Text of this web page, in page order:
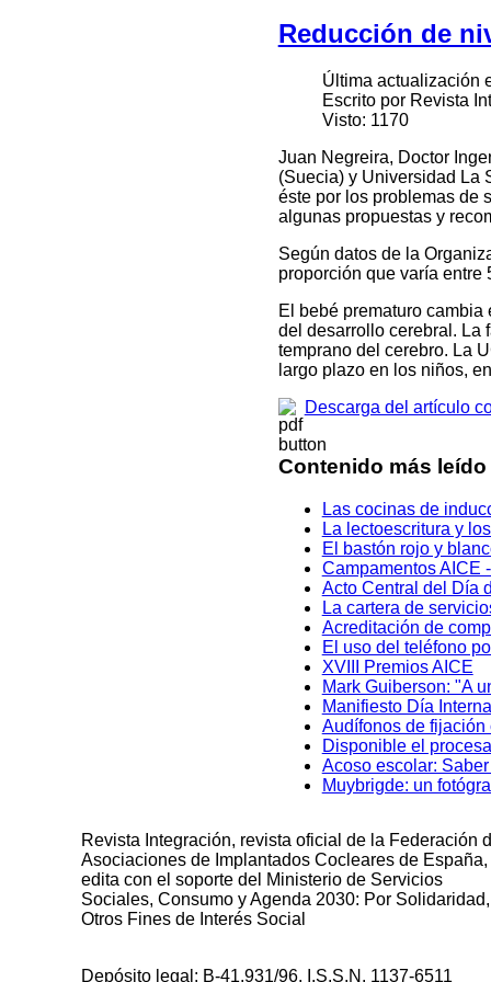
Reducción de
Última actualización
Escrito por Revista
Visto: 1170
Juan Negreira, Doctor
(Suecia) y Universidad La
éste por los problemas de
algunas propuestas y
Según datos de la
proporción que varía entre
El bebé prematuro
del desarrollo cerebral. La
temprano del cerebro. La
largo plazo en los niños,
Descarga del artículo
Contenido más leído
Las cocinas de
La lectoescritura y
El bastón rojo y
Campamentos AICE
Acto Central del Día
La cartera de
Acreditación de
El uso del teléfono
XVIII Premios AICE
Mark Guiberson: "A
Manifiesto Día
Audífonos de fijación
Disponible el
Acoso escolar:
Muybrigde: un
Revista Integración, revista oficial de la Federación
Asociaciones de Implantados Cocleares de España,
edita con el soporte del Ministerio de Servicios
Sociales, Consumo y Agenda 2030: Por Solidaridad,
Otros Fines de Interés Social
Depósito legal: B-41.931/96. I.S.S.N. 1137-6511